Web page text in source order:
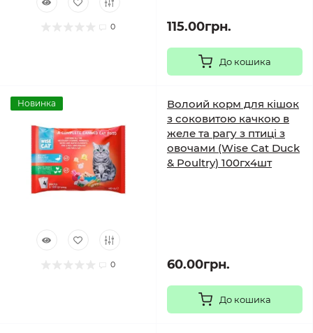
0 115.00грн.
До кошика
Новинка
0
Волоий корм для кішок
з соковитою качкою в
желе та рагу з птиці з
овочами (Wise Cat Duck
& Poultry) 100гх4шт
60.00грн.
До кошика